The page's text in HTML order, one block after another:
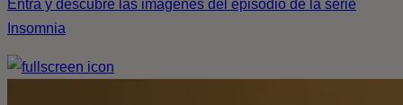
Entra y descubre las imágenes del episodio de la serie
Insomnia